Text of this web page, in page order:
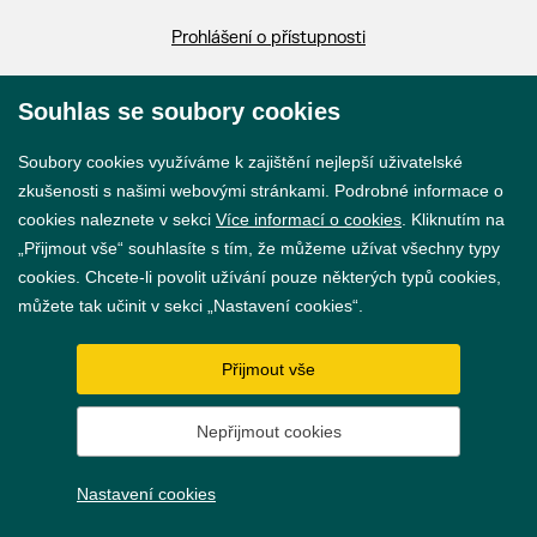
Prohlášení o přístupnosti
Vytvořil webProgress
Souhlas se soubory cookies
Soubory cookies využíváme k zajištění nejlepší uživatelské
zkušenosti s našimi webovými stránkami. Podrobné informace o
cookies naleznete v sekci Více informací o cookies . Kliknutím na
„Přijmout vše“ souhlasíte s tím, že můžeme užívat všechny typy
cookies. Chcete-li povolit užívání pouze některých typů cookies,
můžete tak učinit v sekci „Nastavení cookies“.
Přijmout vše
Nepřijmout cookies
Nastavení cookies